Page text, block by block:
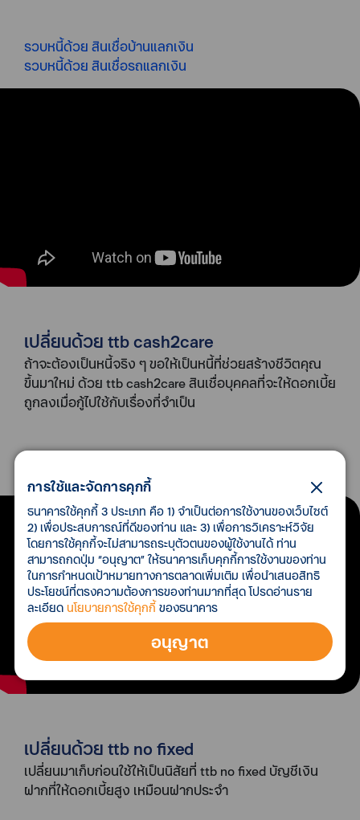
รวบหนี้ด้วย สินเชื่อบ้านแลกเงิน
รวบหนี้ด้วย สินเชื่อรถแลกเงิน
เปลี่ยนด้วย ttb cash2care
ถ้าจะต้องเป็นหนี้จริง ๆ ขอให้เป็นหนี้ที่ช่วยสร้างชีวิตคุณ
ขึ้นมาใหม่ ด้วย ttb cash2care สินเชื่อบุคคลที่จะให้ดอกเบี้ย
ถูกลงเมื่อกู้ไปใช้กับเรื่องที่จำเป็น
กู้สิ่งจำเป็น กู้ด้วย สินเชื่อแคชทูแคร์
เปลี่ยนด้วย ttb no fixed
เปลี่ยนมาเก็บก่อนใช้ให้เป็นนิสัยที่ ttb no fixed บัญชีเงิน
ฝากที่ให้ดอกเบี้ยสูง เหมือนฝากประจำ
การใช้และจัดการคุกกี้
ธนาคารใช้คุกกี้ 3 ประเภท คือ 1) จำเป็นต่อการใช้งานของเว็บไซต์
2) เพื่อประสบการณ์ที่ดีของท่าน และ 3) เพื่อการวิเคราะห์วิจัย
โดยการใช้คุกกี้จะไม่สามารถระบุตัวตนของผู้ใช้งานได้ ท่าน
สามารถกดปุ่ม “อนุญาต” ให้ธนาคารเก็บคุกกี้การใช้งานของท่าน
ในการกำหนดเป้าหมายทางการตลาดเพิ่มเติม เพื่อนำเสนอสิทธิ
ประโยชน์ที่ตรงความต้องการของท่านมากที่สุด โปรดอ่านราย
ละเอียด นโยบายการใช้คุกกี้ ของธนาคาร
อนุญาต